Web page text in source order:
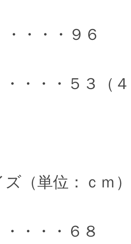
・・・・・
・・・５３（
ズ（単位：ｃｍ）
・・・・・